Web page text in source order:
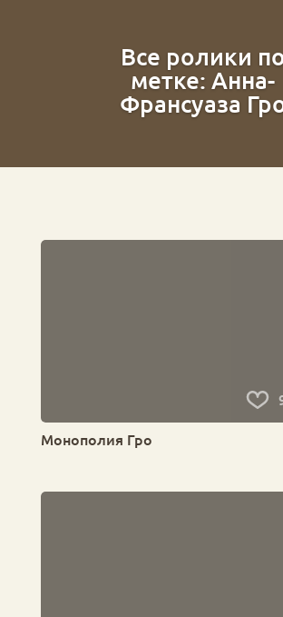
Все ролики
метке: Анна-
Франсуаза
Монополия Гро